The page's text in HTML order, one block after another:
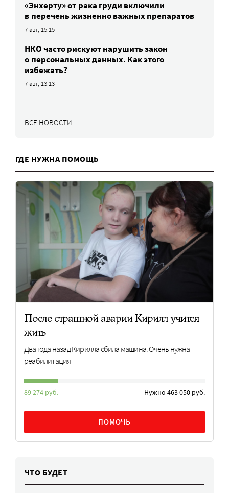
«Энхерту» от рака груди включили
в перечень жизненно важных препаратов
7 авг, 15:15
НКО часто рискуют нарушить закон
о персональных данных. Как этого
избежать?
7 авг, 13:13
ВСЕ НОВОСТИ
ГДЕ НУЖНА ПОМОЩЬ
После страшной аварии Кирилл учится
жить
Два года назад Кирилла сбила машина. Очень нужна
реабилитация
89 274 руб. Нужно 463 050 руб.
ПОМОЧЬ
ЧТО БУДЕТ